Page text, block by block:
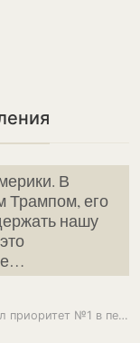
В
Трампом, его
нашу
Зеленский прибыл в США и раскрыл приоритет №1 в переговорах с Трампом